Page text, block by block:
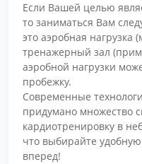
Если Вашей целью
то заниматься Вам
это аэробная нагрузка
тренажерный зал
аэробной нагрузки
пробежку.
Современные
придумано множество
кардиотренировку в
что выбирайте
вперед!